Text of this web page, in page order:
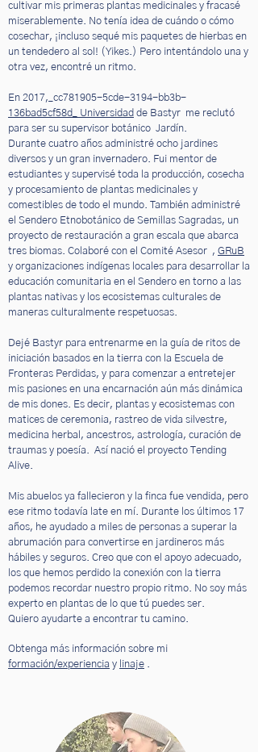
cultivar mis primeras plantas medicinales y fracasé
miserablemente. No tenía idea de cuándo o cómo
cosechar, ¡incluso sequé mis paquetes de hierbas en
un tendedero al sol! (Yikes.) Pero intentándolo una y
otra vez, encontré un ritmo.
En 2017,_cc781905-5cde-3194-bb3b-
136bad5cf58d_ Universidad de Bastyr me reclutó
para ser su supervisor botánico Jardín.
Durante cuatro años administré ocho jardines
diversos y un gran invernadero. Fui mentor de
estudiantes y supervisé toda la producción, cosecha
y procesamiento de plantas medicinales y
comestibles de todo el mundo. También administré
el Sendero Etnobotánico de Semillas Sagradas, un
proyecto de restauración a gran escala que abarca
tres biomas. Colaboré con el Comité Asesor , GRuB
y organizaciones indígenas locales para desarrollar la
educación comunitaria en el Sendero en torno a las
plantas nativas y los ecosistemas culturales de
maneras culturalmente respetuosas.
Dejé Bastyr para entrenarme en la guía de ritos de
iniciación basados en la tierra con la Escuela de
Fronteras Perdidas, y para comenzar a entretejer
mis pasiones en una encarnación aún más dinámica
de mis dones. Es decir, plantas y ecosistemas con
matices de ceremonia, rastreo de vida silvestre,
medicina herbal, ancestros, astrología, curación de
traumas y poesía. Así nació el proyecto Tending
Alive.
Mis abuelos ya fallecieron y la finca fue vendida, pero
ese ritmo todavía late en mí. Durante los últimos 17
años, he ayudado a miles de personas a superar la
abrumación para convertirse en jardineros más
hábiles y seguros. Creo que con el apoyo adecuado,
los que hemos perdido la conexión con la tierra
podemos recordar nuestro propio ritmo. No soy más
experto en plantas de lo que tú puedes ser.
Quiero ayudarte a encontrar tu camino.
Obtenga más información sobre mi
formación/experiencia y linaje .